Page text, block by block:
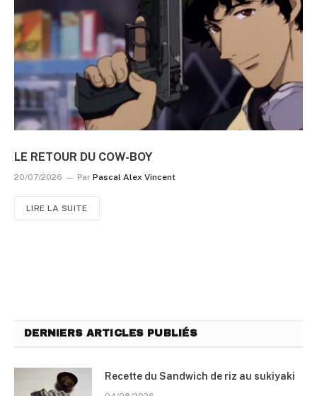
LE RETOUR DU COW-BOY
20/07/2026 Par Pascal Alex Vincent
LIRE LA SUITE
DERNIERS ARTICLES PUBLIÉS
Recette du Sandwich de riz au sukiyaki